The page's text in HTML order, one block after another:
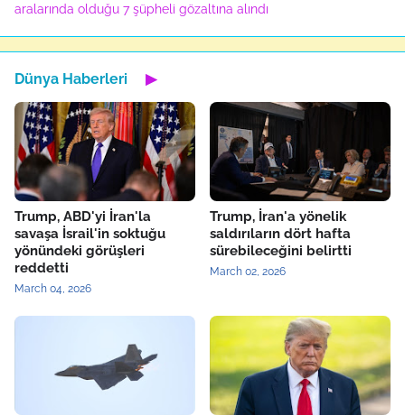
aralarında olduğu 7 şüpheli gözaltına alındı
Dünya Haberleri ▶
Trump, ABD'yi İran'la
savaşa İsrail'in soktuğu
yönündeki görüşleri
reddetti
March 04, 2026
Trump, İran'a yönelik
saldırıların dört hafta
sürebileceğini belirtti
March 02, 2026